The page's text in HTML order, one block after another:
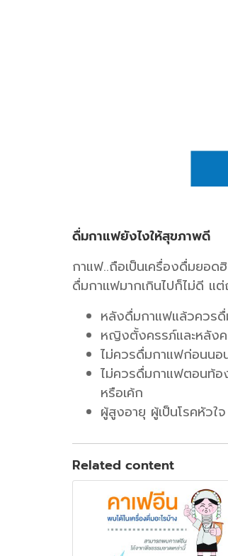
ดื่มกาแฟยังไงให้สุขภาพดี
กาแฟ..ถือเป็นเครื่องดื่มยอด
ดื่มกาเเฟมากเกินไปก็ไม่ดี แ
หลังดื่มกาแฟแล้วควรดื่
หญิงตั้งครรภ์และหลังค
ไม่ควรดื่มกาแฟก่อนนอ
ไม่ควรดื่มกาแฟตอนท้อ
หรือเค้ก
ผู้สูงอายุ ผู้เป็นโรคหัว
Related content